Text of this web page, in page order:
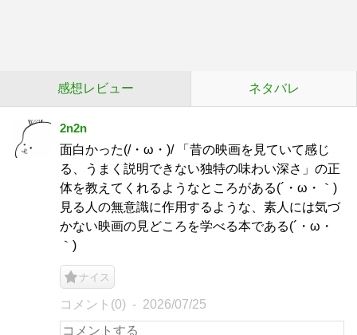
感想レビュー ネタバレ
2n2n
面白かった(/・ω・)/ 「昔の映画を見ていて感じ
る、うまく説明できない独特の味わい深さ」の正
体を教えてくれるようなところがある(´・ω・｀)
見る人の無意識に作用するような、素人には気づ
かない映画の見どころを学べる本である(´・ω・
｀)
ナイス
コメント(0) 2026/07/25